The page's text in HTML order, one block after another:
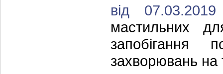
від
мастильних
запобігання
захворювань на